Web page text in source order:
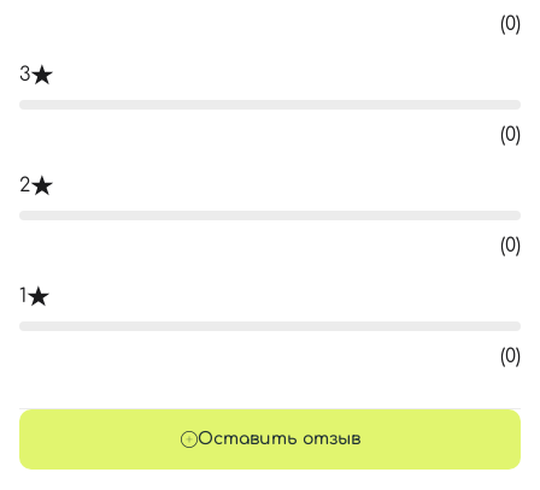
(0)
3
(0)
2
(0)
1
(0)
Оставить отзыв